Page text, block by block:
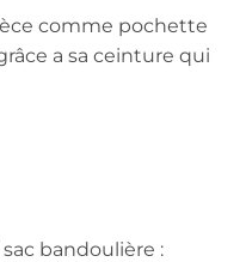
comme pochette
a sa ceinture qui
bandoulière :